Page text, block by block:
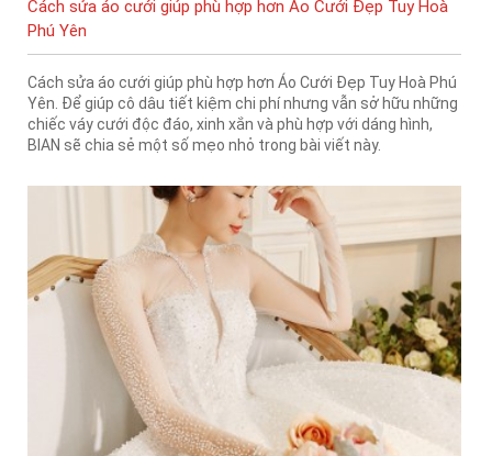
Cách sửa áo cưới giúp phù hợp hơn Áo Cưới Đẹp Tuy Hoà
Phú Yên
Cách sửa áo cưới giúp phù hợp hơn Áo Cưới Đẹp Tuy Hoà Phú
Yên. Để giúp cô dâu tiết kiệm chi phí nhưng vẫn sở hữu những
chiếc váy cưới độc đáo, xinh xắn và phù hợp với dáng hình,
BIAN sẽ chia sẻ một số mẹo nhỏ trong bài viết này.